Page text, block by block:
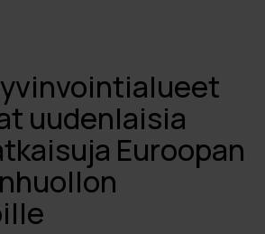
uudenlaisia
Euroopan